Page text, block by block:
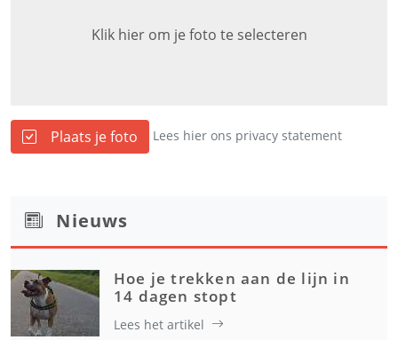
Klik hier om je foto te selecteren
Plaats je foto Lees hier ons privacy statement
Nieuws
Hoe je trekken aan de lijn in
14 dagen stopt
Lees het artikel